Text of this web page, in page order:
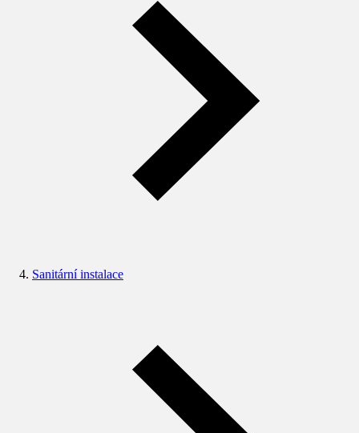
Sanitární instalace